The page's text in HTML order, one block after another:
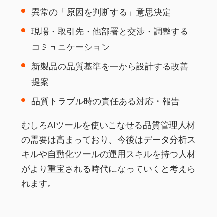
異常の「原因を判断する」意思決定
現場・取引先・他部署と交渉・調整する
コミュニケーション
新製品の品質基準を一から設計する改善
提案
品質トラブル時の責任ある対応・報告
むしろAIツールを使いこなせる品質管理人材
の需要は高まっており、今後はデータ分析ス
キルや自動化ツールの運用スキルを持つ人材
がより重宝される時代になっていくと考えら
れます。